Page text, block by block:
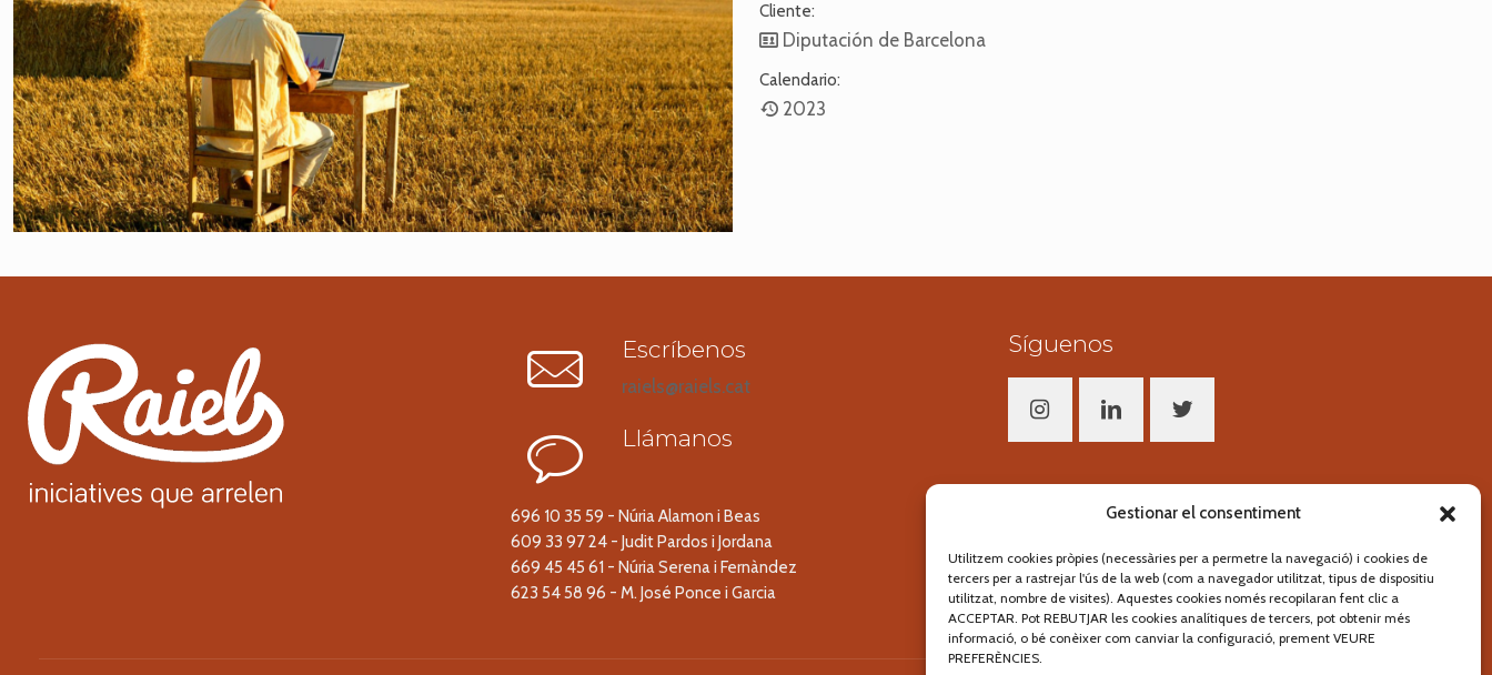
Gestionar el consentiment
Utilitzem cookies pròpies (necessàries per a permetre la navegació) i cookies de
tercers per a rastrejar l'ús de la web (com a navegador utilitzat, tipus de dispositiu
utilitzat, nombre de visites). Aquestes cookies només recopilaran fent clic a
ACCEPTAR. Pot REBUTJAR les cookies analítiques de tercers, pot obtenir més
informació, o bé conèixer com canviar la configuració, prement VEURE
PREFERÈNCIES.
Cliente:
Diputación de Barcelona
Calendario:
2023
Escríbenos
raiels@raiels.cat
Llámanos
696 10 35 59 - Núria Alamon i Beas
609 33 97 24 - Judit Pardos i Jordana
669 45 45 61 - Núria Serena i Fernàndez
623 54 58 96 - M. José Ponce i Garcia
Síguenos
Segueix-nos!